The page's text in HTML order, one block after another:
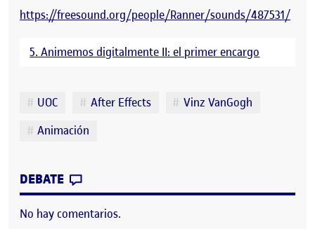
https://freesound.org/people/Ranner/sounds/487531/
5. Animemos digitalmente II: el primer encargo
Etiquetas
UOC After Effects
Vinz VanGogh
Animación
DEBATE
No hay comentarios.